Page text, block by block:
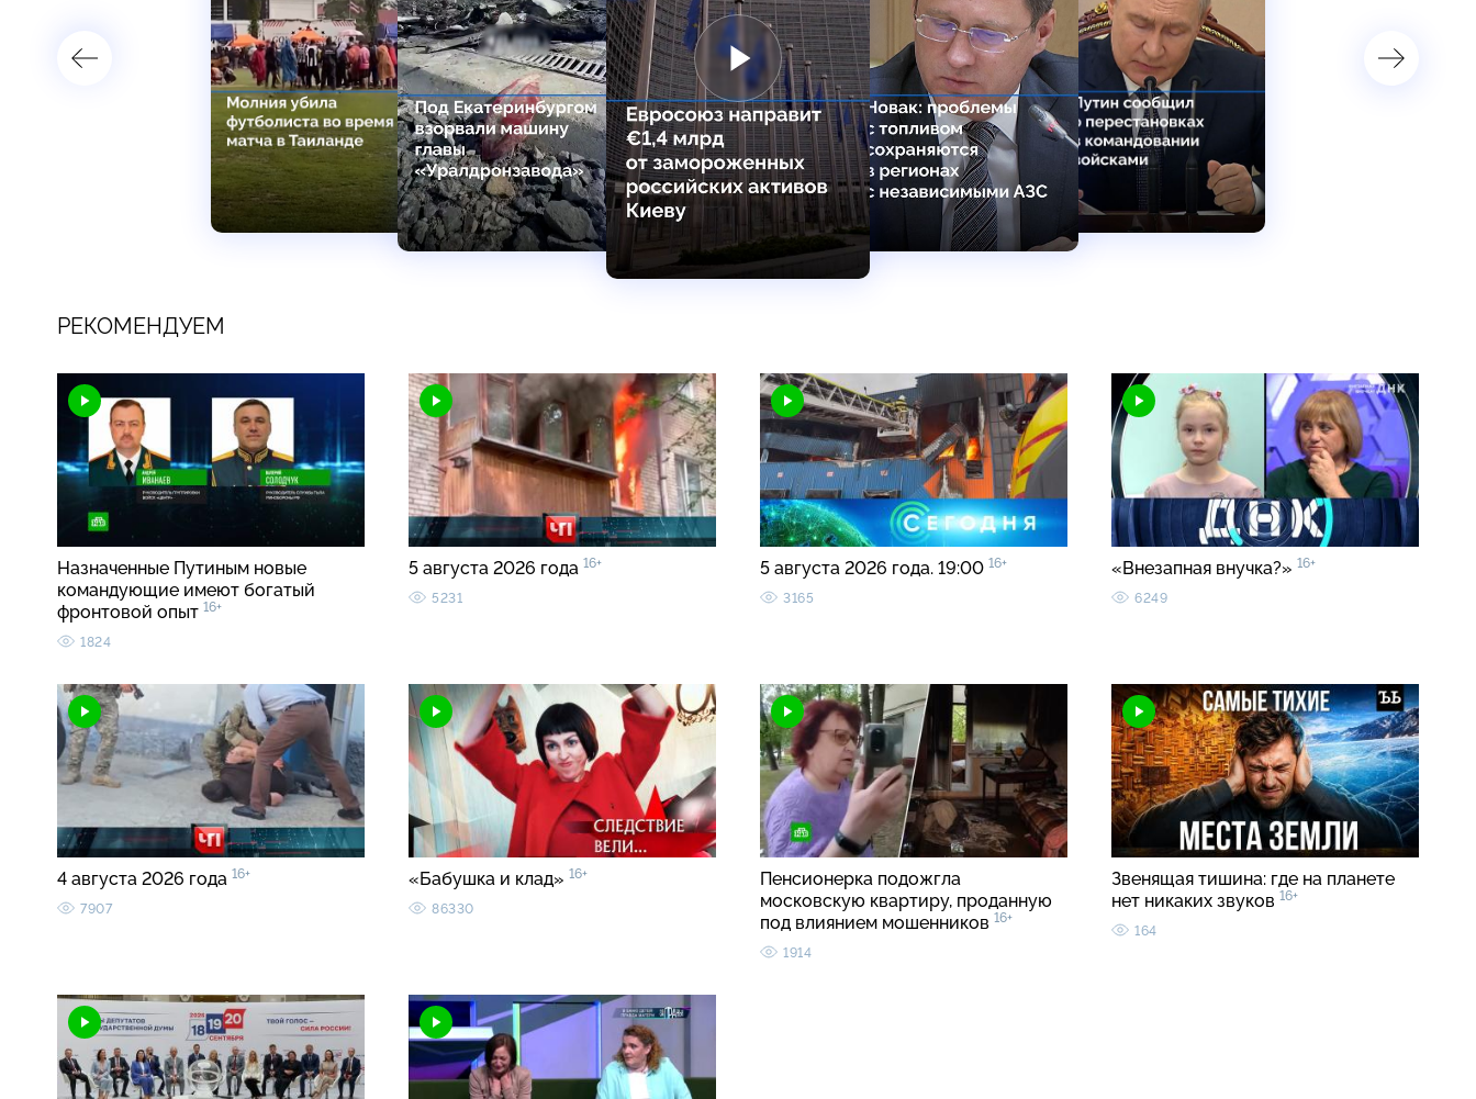
РЕКОМЕНДУЕМ
Назначенные Путиным новые
командующие имеют богатый
фронтовой опыт 16+
1824
5 августа 2026 года 16+
5231
5 августа 2026 года. 19:00 16+
3165
«Внезапная внучка?» 16+
6249
4 августа 2026 года 16+
7907
«Бабушка и клад» 16+
86330
Пенсионерка подожгла
московскую квартиру, проданную
под влиянием мошенников 16+
1914
Звенящая тишина: где на планете
нет никаких звуков 16+
164